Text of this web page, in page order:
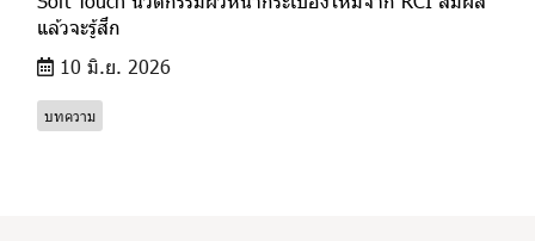
แล้วจะรู้สึก
10 มิ.ย. 2026
บทความ